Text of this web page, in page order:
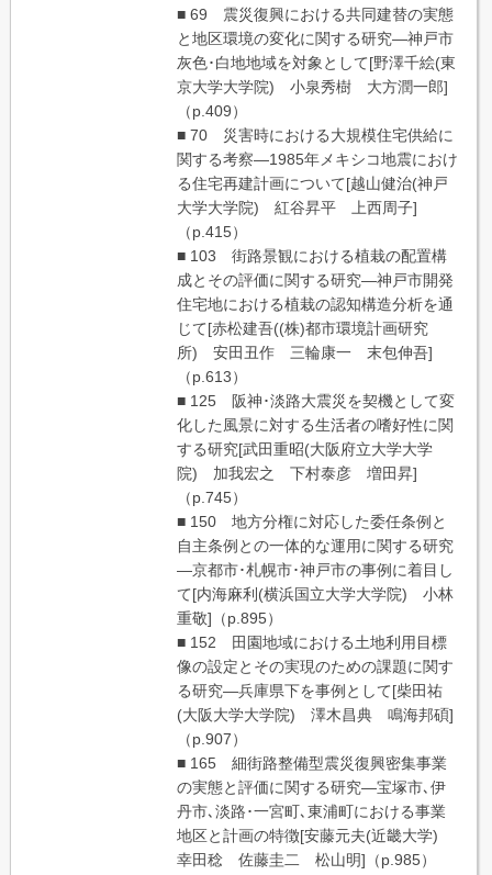
■ 69 震災復興における共同建替の実態
と地区環境の変化に関する研究―神戸市
灰色･白地地域を対象として[野澤千絵(東
京大学大学院) 小泉秀樹 大方潤一郎]
（p.409）
■ 70 災害時における大規模住宅供給に
関する考察―1985年メキシコ地震におけ
る住宅再建計画について[越山健治(神戸
大学大学院) 紅谷昇平 上西周子]
（p.415）
■ 103 街路景観における植栽の配置構
成とその評価に関する研究―神戸市開発
住宅地における植栽の認知構造分析を通
じて[赤松建吾((株)都市環境計画研究
所) 安田丑作 三輪康一 末包伸吾]
（p.613）
■ 125 阪神･淡路大震災を契機として変
化した風景に対する生活者の嗜好性に関
する研究[武田重昭(大阪府立大学大学
院) 加我宏之 下村泰彦 増田昇]
（p.745）
■ 150 地方分権に対応した委任条例と
自主条例との一体的な運用に関する研究
―京都市･札幌市･神戸市の事例に着目し
て[内海麻利(横浜国立大学大学院) 小林
重敬]（p.895）
■ 152 田園地域における土地利用目標
像の設定とその実現のための課題に関す
る研究―兵庫県下を事例として[柴田祐
(大阪大学大学院) 澤木昌典 鳴海邦碩]
（p.907）
■ 165 細街路整備型震災復興密集事業
の実態と評価に関する研究―宝塚市､伊
丹市､淡路･一宮町､東浦町における事業
地区と計画の特徴[安藤元夫(近畿大学)
幸田稔 佐藤圭二 松山明]（p.985）